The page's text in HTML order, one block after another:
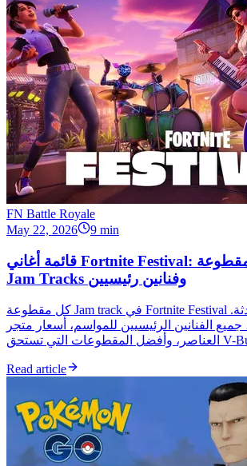
FN Battle Royale
May 22, 2026
9 min
قائمة أغاني Fortnite Festival: أكثر من 600 مقطوعة
Jam Tracks وفنانين رئيسيين
كل مقطوعة Jam track في Fortnite Festival في قائمة واحدة محدثة.
600 أغنية، جميع الفنانين الرئيسيين للمواسم، أسعار متجر
Read article